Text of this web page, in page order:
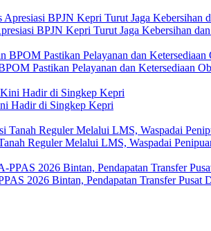
BPJN Kepri Turut Jaga Kebersihan
Pastikan Pelayanan dan Ketersediaan
Hadir di Singkep Kepri
Reguler Melalui LMS, Waspadai
2026 Bintan, Pendapatan Transfer